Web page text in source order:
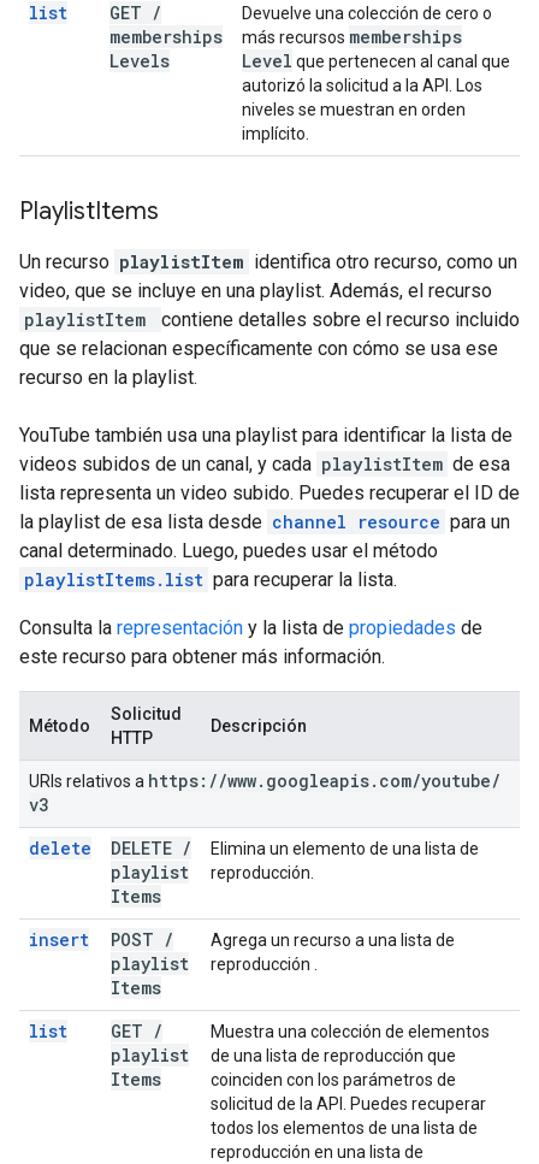
list
GET /
memberships
Levels
Devuelve una colección de cero o
más recursos memberships
Level que pertenecen al canal que
autorizó la solicitud a la API. Los
niveles se muestran en orden
implícito.
PlaylistItems
Un recurso playlistItem identifica otro recurso, como un
video, que se incluye en una playlist. Además, el recurso
playlistItem
contiene detalles sobre el recurso incluido
que se relacionan específicamente con cómo se usa ese
recurso en la playlist.
YouTube también usa una playlist para identificar la lista de
videos subidos de un canal, y cada playlistItem de esa
lista representa un video subido. Puedes recuperar el ID de
la playlist de esa lista desde channel resource para un
canal determinado. Luego, puedes usar el método
playlistItems.list para recuperar la lista.
Consulta la representación y la lista de propiedades de
este recurso para obtener más información.
Método
Solicitud
HTTP
Descripción
URIs relativos a https: //www. googleapis. com/youtube/
v3
delete
DELETE /
playlist
Items
Elimina un elemento de una lista de
reproducción.
insert POST /
playlist
Items
Agrega un recurso a una lista de
reproducción .
list GET /
playlist
Items
Muestra una colección de elementos
de una lista de reproducción que
coinciden con los parámetros de
solicitud de la API. Puedes recuperar
todos los elementos de una lista de
reproducción en una lista de